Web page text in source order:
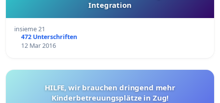
Integration
insieme 21
472 Unterschriften
12 Mar 2016
HILFE, wir brauchen dringend mehr
Kinderbetreuungsplätze in Zug!